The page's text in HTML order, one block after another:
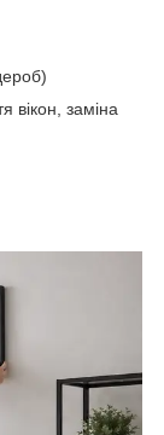
вікон, заміна